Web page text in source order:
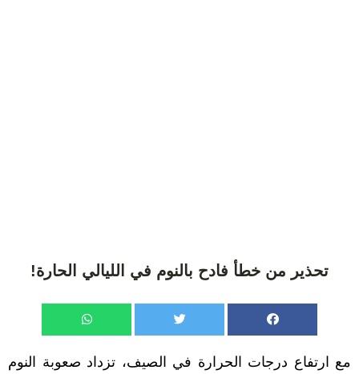
تحذير من خطأ فادح بالنوم في الليالي الحارة!
مع ارتفاع درجات الحرارة في الصيف، تزداد صعوبة النوم